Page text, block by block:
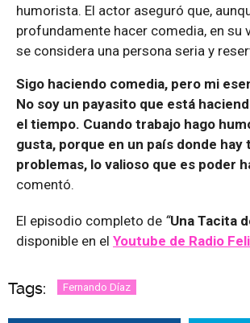
humorista. El actor aseguró que,
profundamente hacer comedia, en su
se considera una persona seria y
Sigo haciendo comedia, pero mi
No soy un payasito que está
el tiempo. Cuando trabajo hago
gusta, porque en un país donde hay
problemas, lo valioso que es poder
comentó.
El episodio completo de “Una Tacita
disponible en el Youtube de Radio
Tags: Fernando Díaz